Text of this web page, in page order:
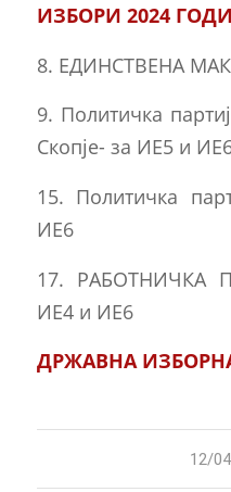
ИЗБОРИ 2024
8. ЕДИНСТВЕНА
9. Политичка
Скопје- за ИЕ5 и
15. Политичка
ИЕ6
17. РАБОТНИЧКА
ИЕ4 и ИЕ6
ДРЖАВНА
12//